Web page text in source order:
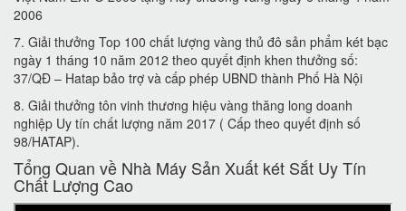
2006
7. Giải thưởng Top 100 chất lượng vàng thủ đô sản phẩm két bạc
ngày 1 tháng 10 năm 2012 theo quyết định khen thưởng số:
37/QĐ – Hatap bảo trợ và cấp phép UBND thành Phố Hà Nội
8. Giải thưởng tôn vinh thương hiệu vàng thăng long doanh
nghiệp Uy tín chất lượng năm 2017 ( Cấp theo quyết định số
98/HATAP).
Tổng Quan về Nhà Máy Sản Xuất két Sắt Uy Tín
Chất Lượng Cao